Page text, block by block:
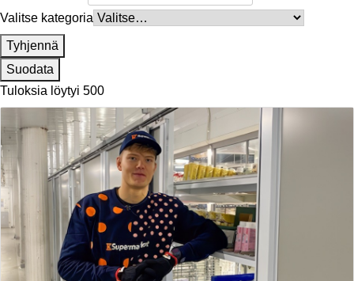
Valitse kategoria
Tyhjennä
Suodata
Tuloksia löytyi 500